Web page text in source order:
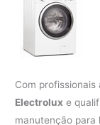
Com
Electrolux e
manutenção para